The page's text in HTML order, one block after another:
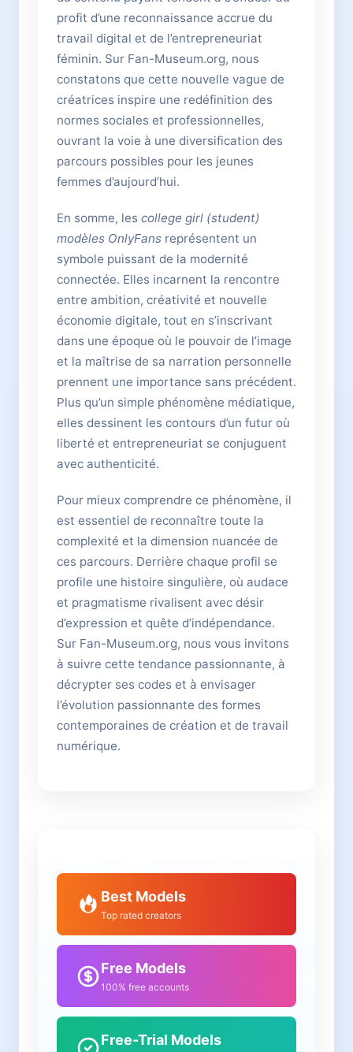
profit d’une reconnaissance accrue du
travail digital et de l’entrepreneuriat
féminin. Sur Fan-Museum.org, nous
constatons que cette nouvelle vague de
créatrices inspire une redéfinition des
normes sociales et professionnelles,
ouvrant la voie à une diversification des
parcours possibles pour les jeunes
femmes d’aujourd’hui.
En somme, les college girl (student)
modèles OnlyFans représentent un
symbole puissant de la modernité
connectée. Elles incarnent la rencontre
entre ambition, créativité et nouvelle
économie digitale, tout en s’inscrivant
dans une époque où le pouvoir de l’image
et la maîtrise de sa narration personnelle
prennent une importance sans précédent.
Plus qu’un simple phénomène médiatique,
elles dessinent les contours d’un futur où
liberté et entrepreneuriat se conjuguent
avec authenticité.
Pour mieux comprendre ce phénomène, il
est essentiel de reconnaître toute la
complexité et la dimension nuancée de
ces parcours. Derrière chaque profil se
profile une histoire singulière, où audace
et pragmatisme rivalisent avec désir
d’expression et quête d’indépendance.
Sur Fan-Museum.org, nous vous invitons
à suivre cette tendance passionnante, à
décrypter ses codes et à envisager
l’évolution passionnante des formes
contemporaines de création et de travail
numérique.
Best Models
Top rated creators
Free Models
100% free accounts
Free-Trial Models